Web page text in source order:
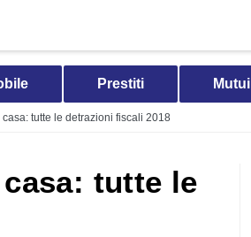
Prestiti Mutui
tutte le detrazioni fiscali 2018
tutte le